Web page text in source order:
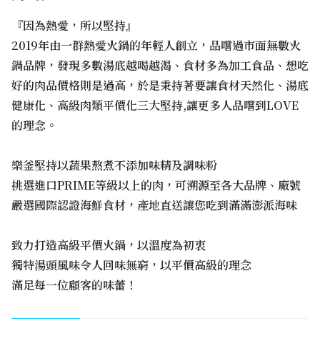
『因為熱愛，所以堅持』
2019年由一群熱愛火鍋的年輕人創立，品嚐過市面無數火
鍋品牌，發現多數湯底越喝越渴、食材多為加工食品、想吃
好的肉品價格則是過高，於是秉持著要讓食材天然化、湯底
健康化、高級肉類平價化三大堅持,讓更多人品嚐到LOVE
的理念。
樂釜堅持以蔬果熬煮不添加味精及調味粉
挑選進口PRIME等級以上的肉，可溯源至各大品牌、廠號
嚴選國際認證海鮮食材，產地直送讓您吃到滿滿澎派海味
致力打造高級平價火鍋，以溫度為初衷
獨特湯頭風味令人回味無窮，以平價高級的理念
滿足每一位顧客的味蕾！